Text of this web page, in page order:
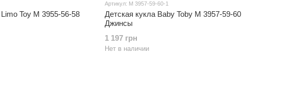
Toy M 3955-56-58
Артикул: M 3957-59-60-1
Детская кукла Baby Toby M 3957-59-60
Джинсы
1 197 грн
Нет в наличии